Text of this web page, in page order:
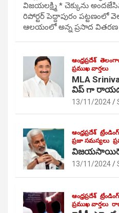
విజయలక్ష్మి * చెక్కును
రిపోర్టర్ పెద్దాపురం
ఆలయంలో అన్న ప్రసాద వితరణ
ఆంధ్రప్రదేశ్
ప్రముఖ వార్తలు
MLA
విప్ గా
13/11/2024
ఆంధ్రప్రదేశ్
ప్రజా సమస్యలు
13/11/2024
ఆంధ్రప్రదేశ్
ప్రముఖ వార్తలు